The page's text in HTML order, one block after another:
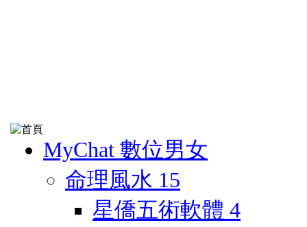
MyChat 數位男女
命理風水 15
星僑五術軟體 4